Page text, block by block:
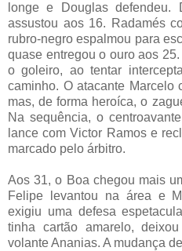
longe e Douglas
assustou aos 16. Radamés
rubro-negro espalmou para
quase entregou o ouro aos
o goleiro, ao tentar
caminho. O atacante Marcelo
mas, de forma heroíca, o
Na sequência, o
lance com Victor Ramos e
marcado pelo árbitro.
Aos 31, o Boa chegou mais
Felipe levantou na área e
exigiu uma defesa
tinha cartão amarelo,
volante Ananias. A mudança